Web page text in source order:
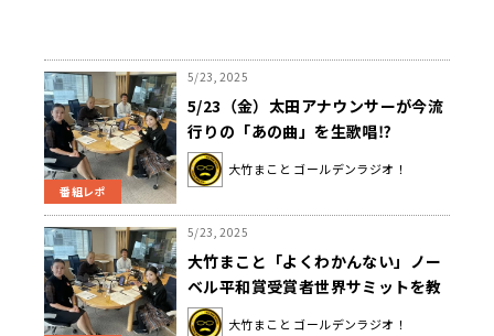
番組レポ
5/23, 2025
5/23（金）太田アナウンサーが今流
行りの「あの曲」を生歌唱⁉
大竹まこと ゴールデンラジオ！
5/23, 2025
大竹まこと「よくわかんない」ノー
ベル平和賞受賞者世界サミットを教
えてもらう
大竹まこと ゴールデンラジオ！